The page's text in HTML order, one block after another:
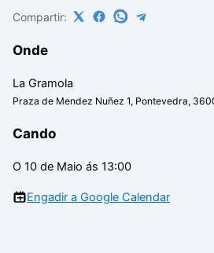
Compartir:
Onde
La Gramola
Praza de Mendez Nuñez 1, Pontevedra,
Cando
O 10 de Maio ás 13:00
Engadir a Google Calendar